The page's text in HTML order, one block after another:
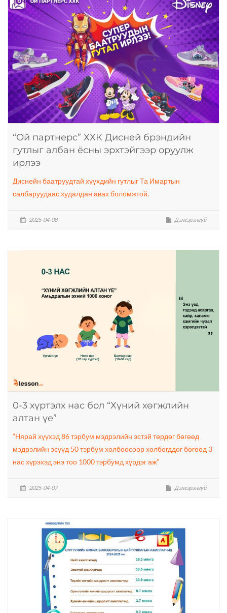
“Ой партнерс” ХХК Дисней брэндийн
гутлыг албан ёсны эрхтэйгээр оруулж
ирлээ
Диснейн баатруудтай хүүхдийн гутлыг Та Имартын
салбаруудаас худалдан авах боломжтой.
2025-04-08 Дэлгэрэнгүй
0-3 хүртэлх нас бол “Хүний хөгжлийн
алтан үе”
“Нярай хүүхэд 86 тэрбум мэдрэлийн эстэй төрдөг бөгөөд
мэдрэлийн эсүүд 50 тэрбум холбоосоор холбогддог бөгөөд 3
нас хүрэхэд энэ тоо 1000 тэрбумд хүрдэг аж”
2025-04-07 Дэлгэрэнгүй